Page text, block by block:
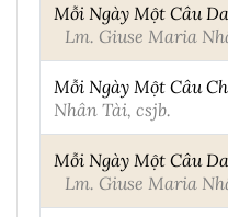
Mỗi Ngày Một Câu
Lm. Giuse Maria
Mỗi Ngày Một Câu
Nhân Tài, csjb.
Mỗi Ngày Một Câu
Lm. Giuse Maria